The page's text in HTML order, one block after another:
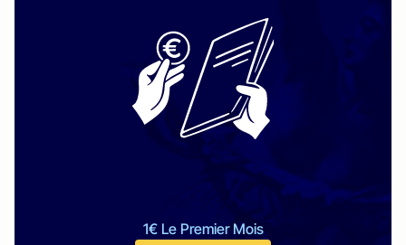
1€ Le Premier Mois